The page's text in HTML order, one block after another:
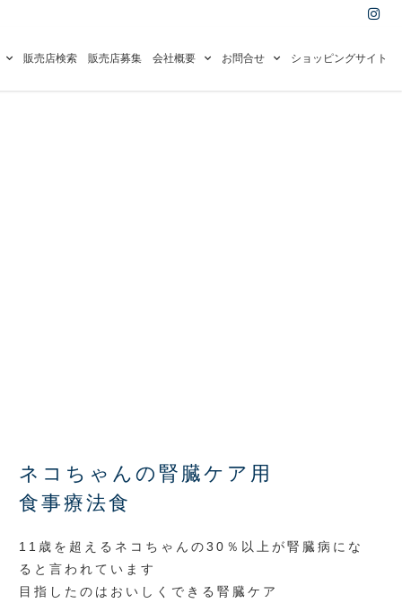
I
n
a
r
販売店検索 販売店募集 会社概要 お問合せ ショッピングサイト
ネコちゃんの腎臓ケア用
食事療法食
11歳を超えるネコちゃんの30％以上が腎臓病にな
ると言われています
目指したのはおいしくできる腎臓ケア